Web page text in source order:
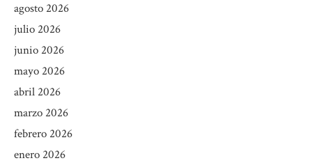
agosto 2026
julio 2026
junio 2026
mayo 2026
abril 2026
marzo 2026
febrero 2026
enero 2026